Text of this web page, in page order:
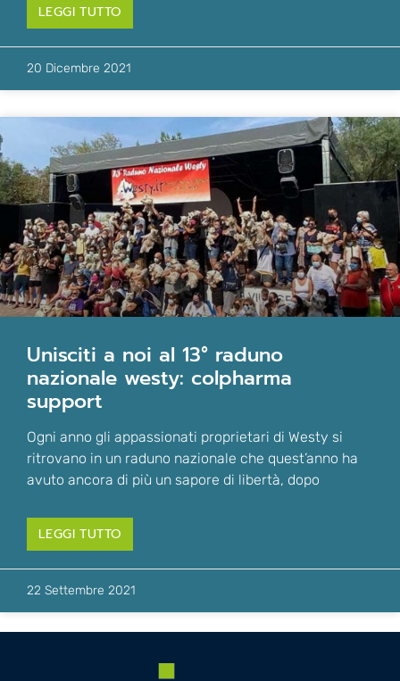
LEGGI TUTTO
20 Dicembre 2021
unisciti a noi al 13° raduno
nazionale westy: colpharma
support
Ogni anno gli appassionati proprietari di Westy si
ritrovano in un raduno nazionale che quest’anno ha
avuto ancora di più un sapore di libertà, dopo
LEGGI TUTTO
22 Settembre 2021